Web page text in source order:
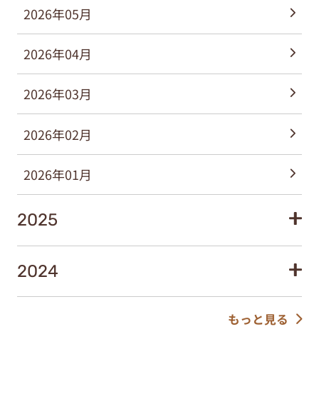
2026年05月
2026年04月
2026年03月
2026年02月
2026年01月
2025
2024
もっと見る